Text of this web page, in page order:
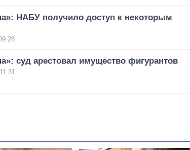
НАБУ получило доступ к некоторым
суд арестовал имущество фигурантов